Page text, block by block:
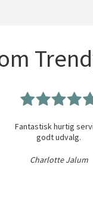
Fantastisk hurtig
godt udvalg.
Charlotte Jalum